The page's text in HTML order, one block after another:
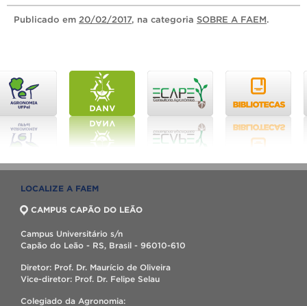
Publicado em 20/02/2017, na categoria SOBRE A FAEM.
LOCALIZE A FAEM
CAMPUS CAPÃO DO LEÃO
Campus Universitário s/n
Capão do Leão - RS, Brasil - 96010-610
Diretor: Prof. Dr. Maurício de Oliveira
Vice-diretor: Prof. Dr. Felipe Selau
Colegiado da Agronomia: